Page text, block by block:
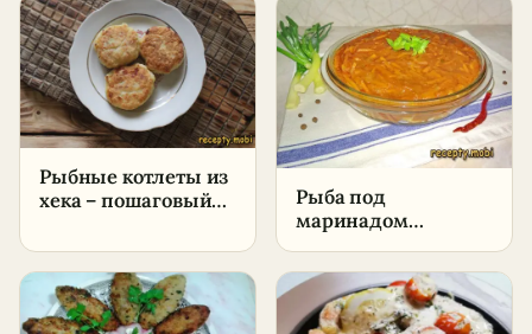
Рыбные котлеты из
хека – пошаговый
условиях
Рыба под
маринадом
пошаговый рецепт
в домашних
условиях